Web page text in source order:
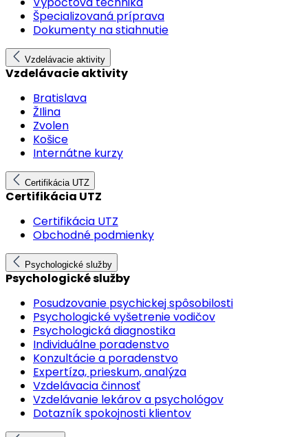
Špecializovaná príprava
Dokumenty na stiahnutie
Vzdelávacie aktivity
Vzdelávacie aktivity
Bratislava
ŽIlina
Zvolen
Košice
Internátne kurzy
Certifikácia UTZ
Certifikácia UTZ
Certifikácia UTZ
Obchodné podmienky
Psychologické služby
Psychologické služby
Posudzovanie psychickej spôsobilosti
Psychologické vyšetrenie vodičov
Psychologická diagnostika
Individuálne poradenstvo
Konzultácie a poradenstvo
Expertíza, prieskum, analýza
Vzdelávacia činnosť
Vzdelávanie lekárov a psychológov
Dotazník spokojnosti klientov